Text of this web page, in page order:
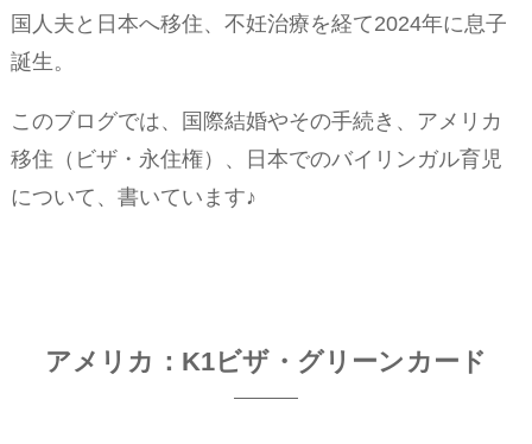
国人夫と日本へ移住、不妊治療を経て2024年に息子
誕生。
このブログでは、国際結婚やその手続き、アメリカ
移住（ビザ・永住権）、日本でのバイリンガル育児
について、書いています♪
アメリカ：K1ビザ・グリーンカード